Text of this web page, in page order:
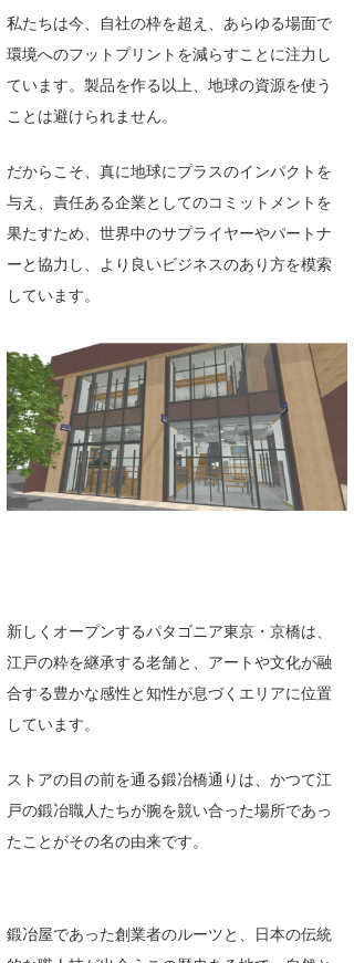
私たちは今、自社の枠を超え、あらゆる場面で
環境へのフットプリントを減らすことに注力し
ています。製品を作る以上、地球の資源を使う
ことは避けられません。
だからこそ、真に地球にプラスのインパクトを
与え、責任ある企業としてのコミットメントを
果たすため、世界中のサプライヤーやパートナ
ーと協力し、より良いビジネスのあり方を模索
しています。
新しくオープンするパタゴニア東京・京橋は、
江戸の粋を継承する老舗と、アートや文化が融
合する豊かな感性と知性が息づくエリアに位置
しています。
ストアの目の前を通る鍛冶橋通りは、かつて江
戸の鍛冶職人たちが腕を競い合った場所であっ
たことがその名の由来です。
鍛冶屋であった創業者のルーツと、日本の伝統
熊谷素子
植村未来
NOBUFUKU
ECE
G◎Da
KOBU
KY
mitz
OYZ
S.K
Soulman
YUKI☆
たっちー
ハンマー
まっきー
三輪予報士
上條将美